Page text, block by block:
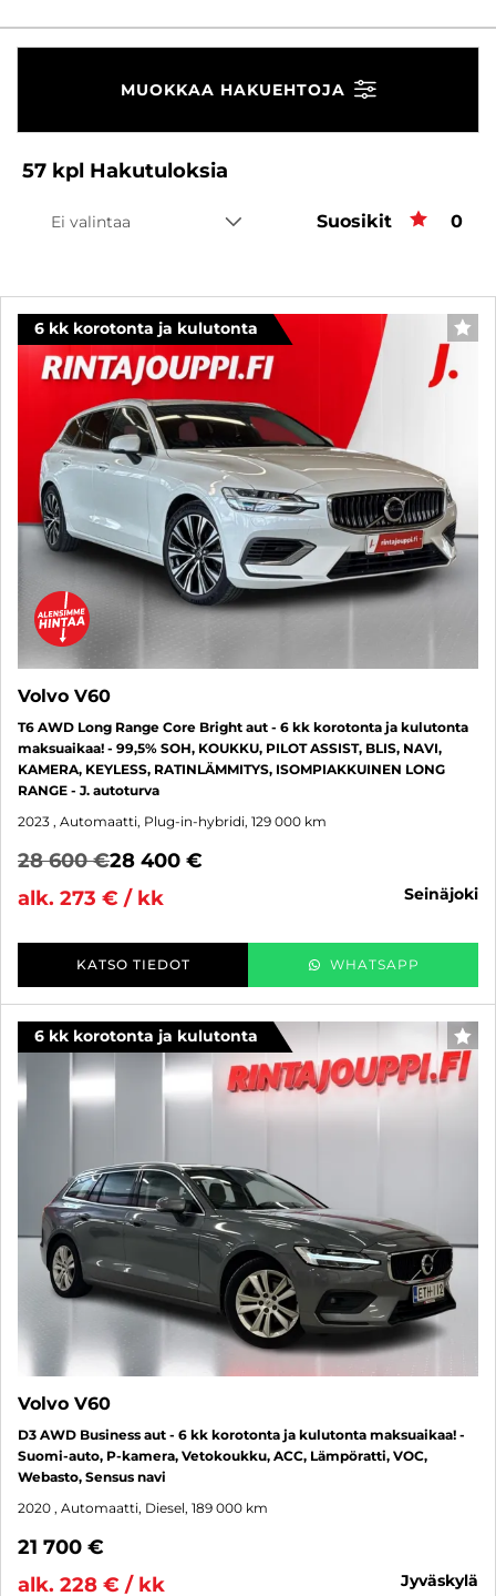
MUOKKAA HAKUEHTOJA
57 kpl Hakutuloksia
Ei valintaa Suosikit 0
6 kk korotonta ja kulutonta
Volvo V60
T6 AWD Long Range Core Bright aut - 6 kk korotonta ja kulutonta
maksuaikaa! - 99,5% SOH, KOUKKU, PILOT ASSIST, BLIS, NAVI,
KAMERA, KEYLESS, RATINLÄMMITYS, ISOMPIAKKUINEN LONG
RANGE - J. autoturva
2023 , Automaatti, Plug-in-hybridi, 129 000 km
28 600 €28 400 €
alk. 273 € / kk
seinäjoki
KATSO TIEDOT WHATSAPP
6 kk korotonta ja kulutonta
Volvo V60
D3 AWD Business aut - 6 kk korotonta ja kulutonta maksuaikaa! -
Suomi-auto, P-kamera, Vetokoukku, ACC, Lämpöratti, VOC,
Webasto, Sensus navi
2020 , Automaatti, Diesel, 189 000 km
21 700 €
alk. 228 € / kk
jyväskylä